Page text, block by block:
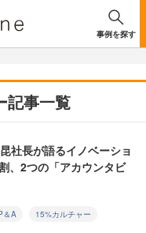
事例を探す
記事一覧
社長が語るイノベーショ
、2つの「アカウンタビ
＆A 15%カルチャー